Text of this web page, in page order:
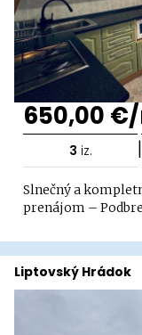
650,00
3 iz. |
Slnečný a
prenájom –
Liptovský Hrádok